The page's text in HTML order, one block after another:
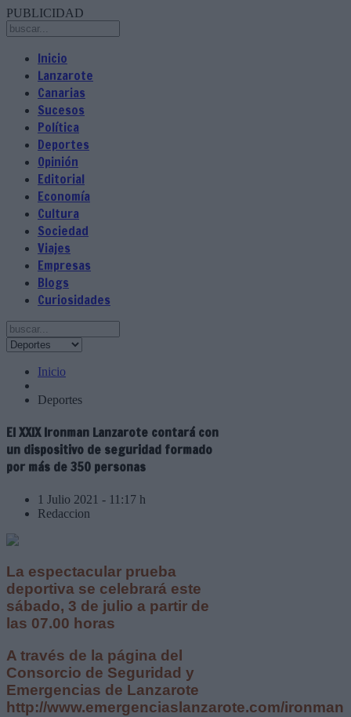
PUBLICIDAD
Inicio
Lanzarote
Canarias
Sucesos
Política
Deportes
Opinión
Editorial
Economía
Cultura
Sociedad
Viajes
Empresas
Blogs
Curiosidades
Inicio
Deportes
El XXIX Ironman Lanzarote contará con
un dispositivo de seguridad formado
por más de 350 personas
1 Julio 2021 - 11:17 h
Redaccion
La espectacular prueba
deportiva se celebrará este
sábado, 3 de julio a partir de
las 07.00 horas
A través de la página del
Consorcio de Seguridad y
Emergencias de Lanzarote
http://www.emergenciaslanzarote.com/ironman